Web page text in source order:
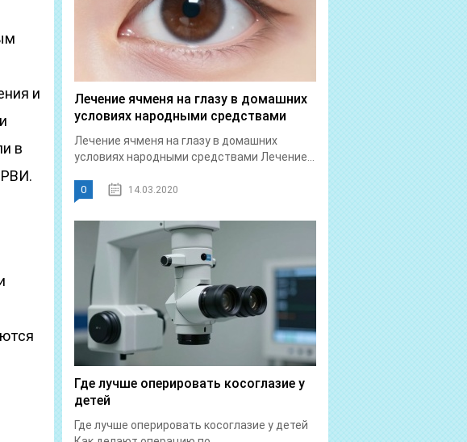
и
в
Лечение ячменя на глазу в домашних
условиях народными средствами
Лечение ячменя на глазу в домашних
условиях народными средствами Лечение...
0 14.03.2020
Где лучше оперировать косоглазие у
детей
Где лучше оперировать косоглазие у детей